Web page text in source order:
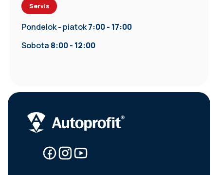
Servis
Pondelok - piatok7:00 - 17:00
Sobota 8:00 - 12:00